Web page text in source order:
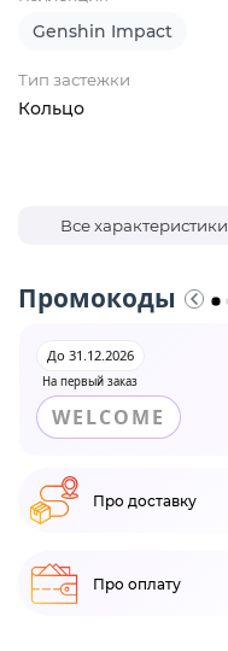
Genshin Impact
Тип застежки
Кольцо
Все характеристики
Промокоды
На первый заказ
До 31.12.2026
WELCOME
Про доставку
Про оплату